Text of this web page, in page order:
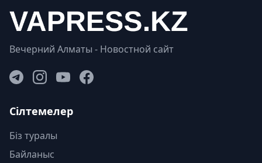
Вечерний Алматы - Новостной сайт
Сілтемелер
Біз туралы
Байланыс